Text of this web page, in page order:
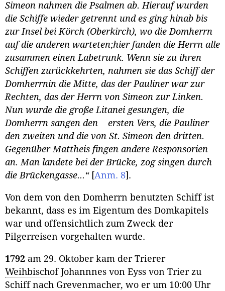
Simeon nahmen die Psalmen ab. Hierauf wurden
die Schiffe wieder getrennt und es ging hinab bis
zur Insel bei Körch (Oberkirch), wo die Domherrn
auf die anderen warteten;hier fanden die Herrn alle
zusammen einen Labetrunk. Wenn sie zu ihren
Schiffen zurückkehrten, nahmen sie das Schiff der
Domherrnin die Mitte, das der Pauliner war zur
Rechten, das der Herrn von Simeon zur Linken.
Nun wurde die große Litanei gesungen, die
Domherrn sangen den ersten Vers, die Pauliner
den zweiten und die von St. Simeon den dritten.
Gegenüber Mattheis fingen andere Responsorien
an. Man landete bei der Brücke, zog singen durch
die Brückengasse...“ [Anm. 8] .
Von dem von den Domherrn benutzten Schiff ist
bekannt, dass es im Eigentum des Domkapitels
war und offensichtlich zum Zweck der
Pilgerreisen vorgehalten wurde.
1792 am 29. Oktober kam der Trierer
WeihbischofJohannnes von Eyss von Trier zu
Schiff nach Grevenmacher, wo er um 10:00 Uhr